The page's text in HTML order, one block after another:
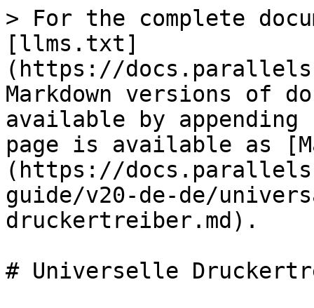
> For the complete
[llms.txt]
(https://
Markdown versions of
available by
page is available as
(https://
guide/v20-de-de/
druckertreiber.md).
# Universelle